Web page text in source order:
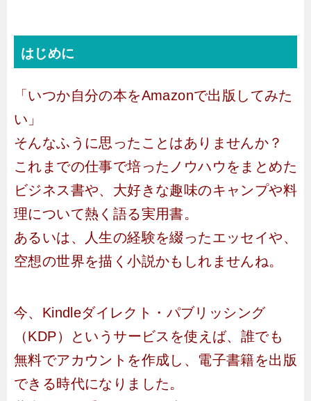
はじめに
「いつか自分の本をAmazonで出版してみた
い」
そんなふうに思ったことはありませんか？
これまでの仕事で培ったノウハウをまとめた
ビジネス書や、大好きな趣味のキャンプや料
理について熱く語る実用書。
あるいは、人生の経験を綴ったエッセイや、
空想の世界を描く小説かもしれませんね。
今、Kindleダイレクト・パブリッシング
（KDP）というサービスを使えば、誰でも
無料でアカウントを作成し、電子書籍を出版
できる時代になりました。